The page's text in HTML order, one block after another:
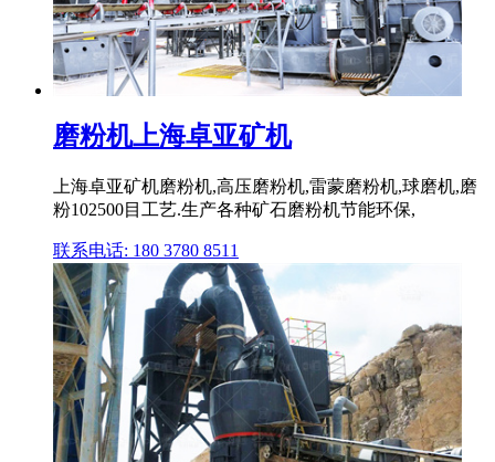
磨粉机上海卓亚矿机
上海卓亚矿机磨粉机,高压磨粉机,雷蒙磨粉机,球磨机,磨
粉102500目工艺.生产各种矿石磨粉机节能环保,
联系电话: 180 3780 8511